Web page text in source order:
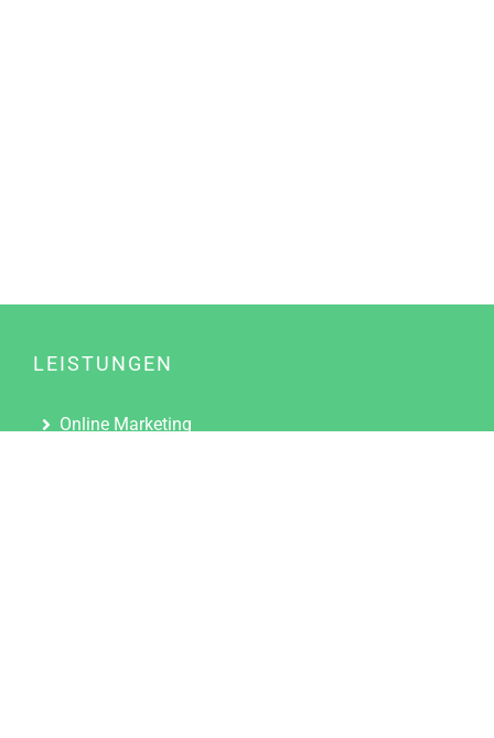
LEISTUNGEN
Online Marketing